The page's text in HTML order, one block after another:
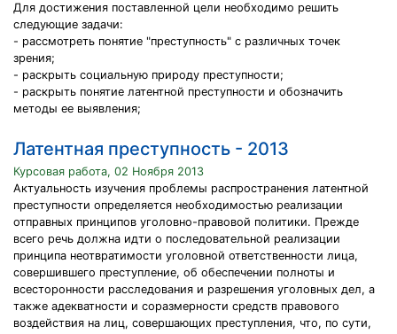
Для достижения поставленной цели необходимо решить
следующие задачи:
- рассмотреть понятие "преступность" с различных точек
зрения;
- раскрыть социальную природу преступности;
- раскрыть понятие латентной преступности и обозначить
методы ее выявления;
Латентная преступность - 2013
Курсовая работа, 02 Ноября 2013
Актуальность изучения проблемы распространения латентной
преступности определяется необходимостью реализации
отправных принципов уголовно-правовой политики. Прежде
всего речь должна идти о последовательной реализации
принципа неотвратимости уголовной ответственности лица,
совершившего преступление, об обеспечении полноты и
всесторонности расследования и разрешения уголовных дел, а
также адекватности и соразмерности средств правового
воздействия на лиц, совершающих преступления, что, по сути,